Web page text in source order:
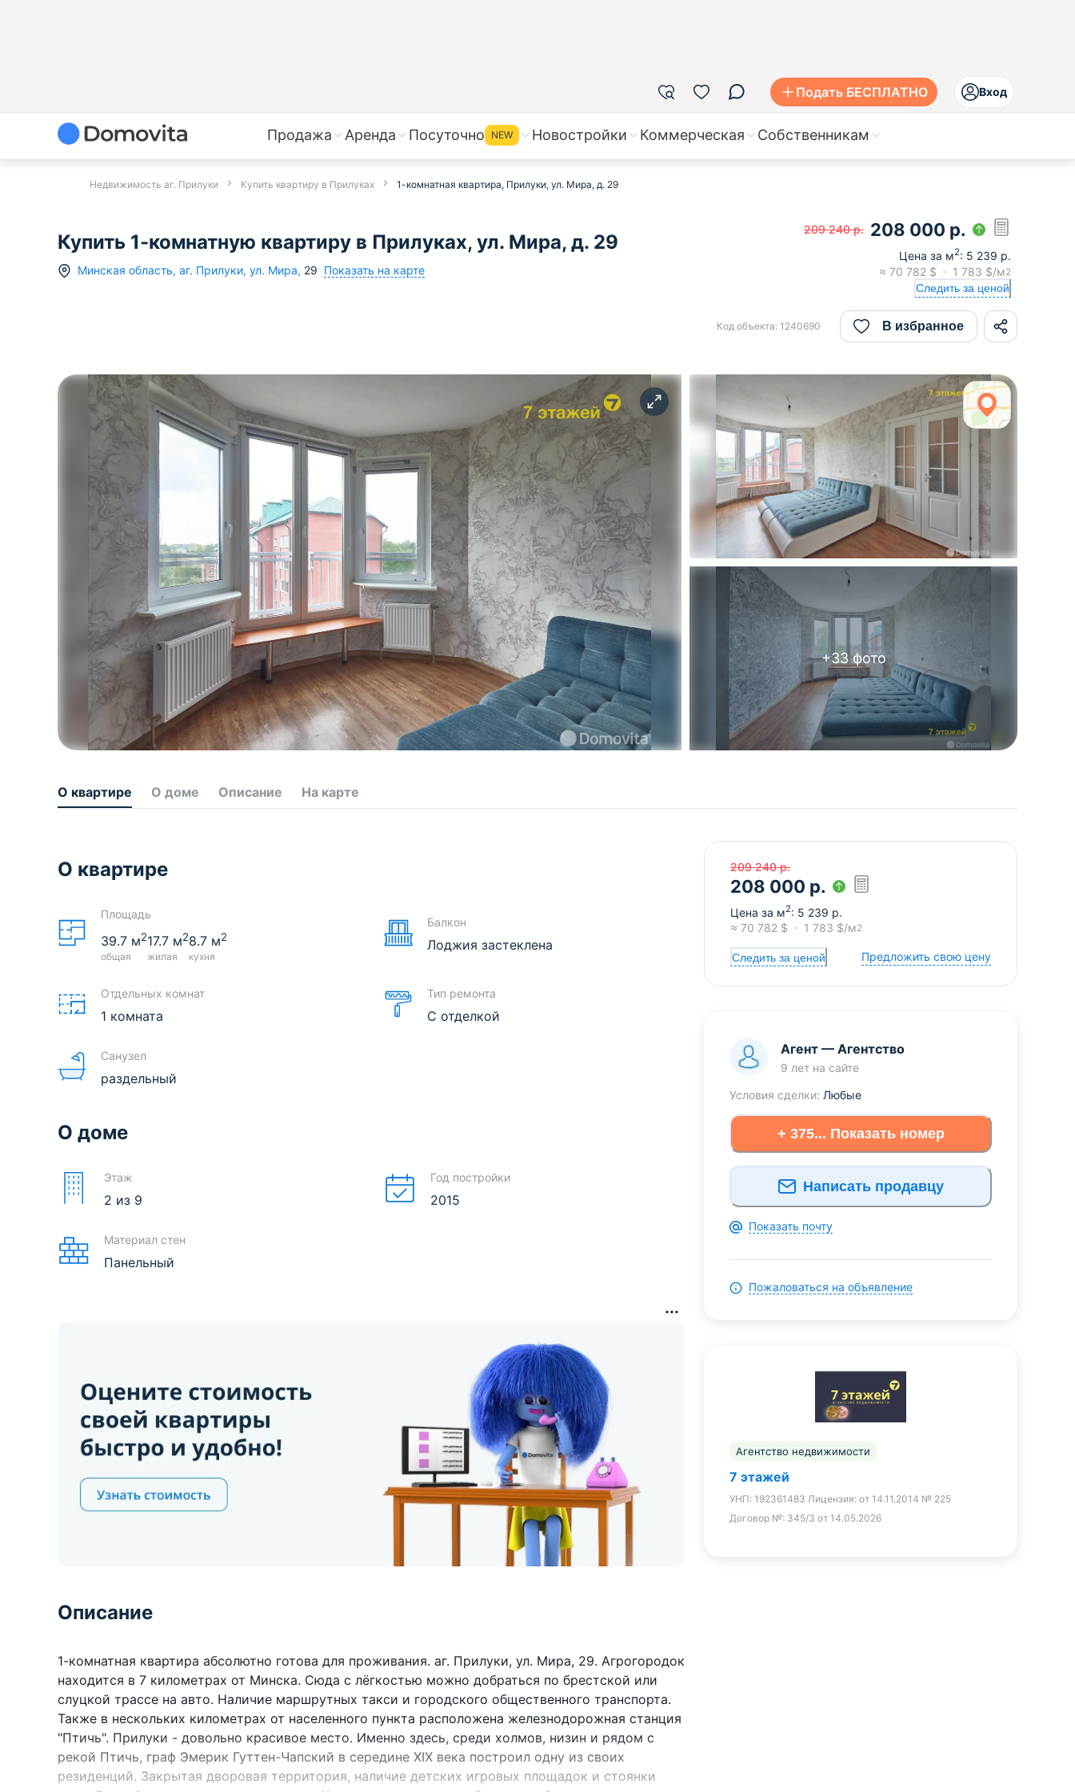
Подать БЕСПЛАТНО Вход
Продажа Аренда Посуточно NEW Новостройки Коммерческая Собственникам
Недвижимость аг. Прилуки Купить квартиру в Прилуках 1-комнатная квартира, Прилуки, ул. Мира, д. 29
Купить 1-комнатную квартиру в Прилуках, ул. Мира, д. 29
Минская область, аг. Прилуки, ул. Мира, 29 Показать на карте
209 240 р. 208 000 р.
Цена за м2: 5 239 р.
≈ 70 782 $ 1 783 $/м2
Следить за ценой
Код объекта: 1240690 В избранное
+33фото
О квартире О доме Описание На карте
О квартире
Площадь
39.7 м2
общая
17.7 м2
жилая
8.7 м2
кухня
Отдельных комнат
1 комната
Санузел
раздельный
Балкон
Лоджия застеклена
Тип ремонта
С отделкой
О доме
Этаж
2 из 9
Материал стен
Панельный
Год постройки
2015
Описание
1-комнатная квартира абсолютно готова для проживания. аг. Прилуки, ул. Мира, 29. Агрогородок
находится в 7 километрах от Минска. Сюда с лёгкостью можно добраться по брестской или
слуцкой трассе на авто. Наличие маршрутных такси и городского общественного транспорта.
Также в нескольких километрах от населенного пункта расположена железнодорожная станция
"Птичь". Прилуки - довольно красивое место. Именно здесь, среди холмов, низин и рядом с
рекой Птичь, граф Эмерик Гуттен-Чапский в середине XIX века построил одну из своих
резиденций. Закрытая дворовая территория, наличие детских игровых площадок и стоянки
209 240 р.
208 000 р.
Цена за м2: 5 239 р.
≈ 70 782 $ 1 783 $/м2
Следить за ценой Предложить свою цену
Агент — Агентство
9 лет на сайте
Условия сделки: Любые
+ 375... Показать номер
Написать продавцу
Показать почту
Пожаловаться на объявление
Агентство недвижимости
7 этажей
УНП: 192361483 Лицензия: от 14.11.2014 № 225
Договор №: 345/3 от 14.05.2026